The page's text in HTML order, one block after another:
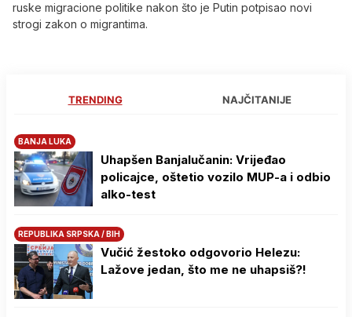
ruske migracione politike nakon što je Putin potpisao novi
strogi zakon o migrantima.
TRENDING NAJČITANIJE
BANJA LUKA
Uhapšen Banjalučanin: Vrijeđao
policajce, oštetio vozilo MUP-a i odbio
alko-test
REPUBLIKA SRPSKA / BIH
Vučić žestoko odgovorio Helezu:
Lažove jedan, što me ne uhapsiš?!